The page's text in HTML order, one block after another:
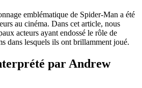
emblématique de Spider-Man a été
au cinéma. Dans cet article, nous
acteurs ayant endossé le rôle de
dans lesquels ils ont brillamment joué.
par Andrew